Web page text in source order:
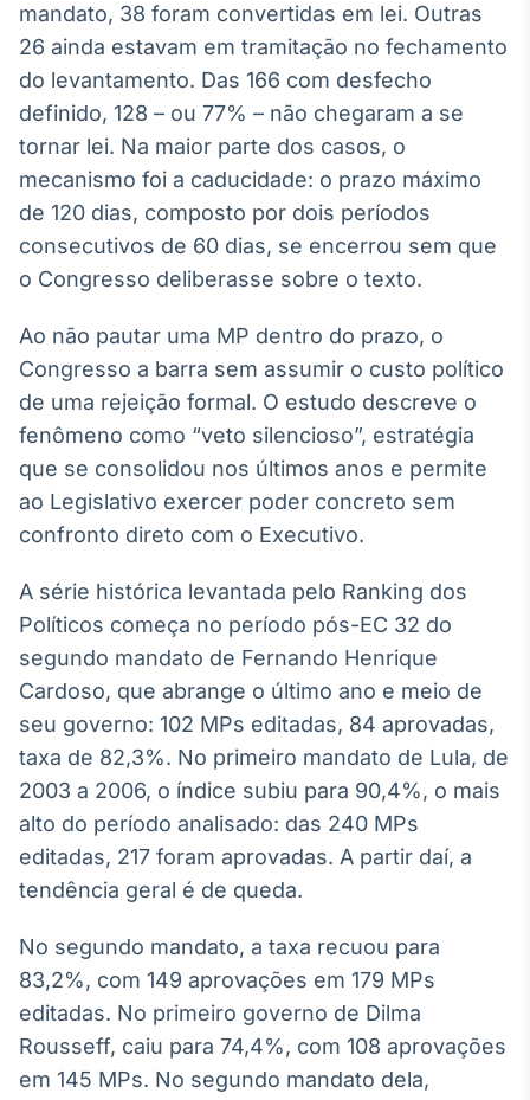
Broadcast
Ticker
Cotações e
notícias
Broadcast
Widgets
Componentes
funcionalidades
Broadcast
Wallboard
Conteúdos e
displays e telas
Broadcast
Curadoria
conteúdos
noticiosos
Soluções de
Tecnologia
Radar
Monitoramento
inteligente de
conteúdos
Broadcast
Fundos
A melhor
analisar fundos
de investimento
mandato, 38 foram convertidas em lei. Outras
26 ainda estavam em tramitação no fechamento
do levantamento. Das 166 com desfecho
definido, 128 – ou 77% – não chegaram a se
tornar lei. Na maior parte dos casos, o
mecanismo foi a caducidade: o prazo máximo
de 120 dias, composto por dois períodos
consecutivos de 60 dias, se encerrou sem que
o Congresso deliberasse sobre o texto.
Ao não pautar uma MP dentro do prazo, o
Congresso a barra sem assumir o custo político
de uma rejeição formal. O estudo descreve o
fenômeno como “veto silencioso”, estratégia
que se consolidou nos últimos anos e permite
ao Legislativo exercer poder concreto sem
confronto direto com o Executivo.
A série histórica levantada pelo Ranking dos
Políticos começa no período pós-EC 32 do
segundo mandato de Fernando Henrique
Cardoso, que abrange o último ano e meio de
seu governo: 102 MPs editadas, 84 aprovadas,
taxa de 82,3%. No primeiro mandato de Lula, de
2003 a 2006, o índice subiu para 90,4%, o mais
alto do período analisado: das 240 MPs
editadas, 217 foram aprovadas. A partir daí, a
tendência geral é de queda.
No segundo mandato, a taxa recuou para
83,2%, com 149 aprovações em 179 MPs
editadas. No primeiro governo de Dilma
Rousseff, caiu para 74,4%, com 108 aprovações
em 145 MPs. No segundo mandato dela,